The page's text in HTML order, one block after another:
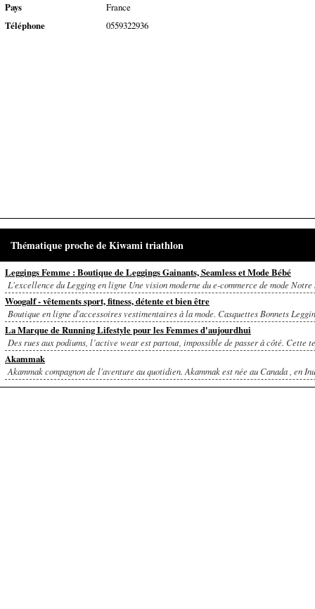
Pays
France
Téléphone
0559322936
Thématique proche de Kiwami triathlon
Leggings Femme : Boutique de Leggings Gainants, Seamless et Mode Bébé
L'excellence du Legging en ligne Une vision moderne du e-commerce de mode
Woogalf - vêtements sport, fitness, détente et bien être
Boutique en ligne d'accessoires vestimentaires à la mode. Casquettes Bonnets
La Marque de Running Lifestyle pour les Femmes d'aujourdhui
Des rues aux podiums, l’active wear est partout, impossible de passer à côté. Cette
Akammak
Akammak compagnon de l'aventure au quotidien. Akammak est née au Canada , en